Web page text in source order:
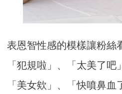
表恩智性感的模樣讓粉絲
「犯規啦」、「太美了吧
「美女欸」、「快噴鼻血